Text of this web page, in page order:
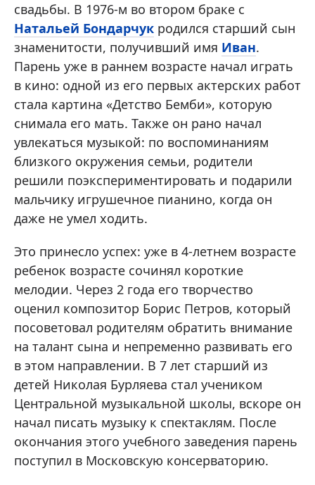
свадьбы. В 1976-м во втором браке с
Натальей Бондарчук родился старший сын
знаменитости, получивший имя Иван.
Парень уже в раннем возрасте начал играть
в кино: одной из его первых актерских работ
стала картина «Детство Бемби», которую
снимала его мать. Также он рано начал
увлекаться музыкой: по воспоминаниям
близкого окружения семьи, родители
решили поэкспериментировать и подарили
мальчику игрушечное пианино, когда он
даже не умел ходить.
Это принесло успех: уже в 4-летнем возрасте
ребенок возрасте сочинял короткие
мелодии. Через 2 года его творчество
оценил композитор Борис Петров, который
посоветовал родителям обратить внимание
на талант сына и непременно развивать его
в этом направлении. В 7 лет старший из
детей Николая Бурляева стал учеником
Центральной музыкальной школы, вскоре он
начал писать музыку к спектаклям. После
окончания этого учебного заведения парень
поступил в Московскую консерваторию.